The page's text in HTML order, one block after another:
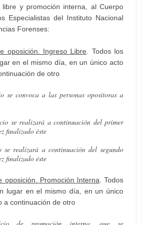
y promoción interna, al Cuerpo
Especialistas del Instituto Nacional
Forenses:
oposición. Ingreso Libre . Todos los
en el mismo día, en un único acto
de otro
se convoca a las personas opositoras a
se realizará a continuación del primer
finalizado éste
se realizará a continuación del segundo
finalizado éste
oposición. Promoción Interna . Todos
lugar en el mismo día, en un único
a continuación de otro